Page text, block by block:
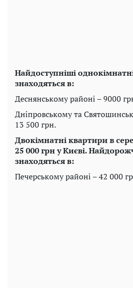
Найдоступніші
знаходяться в:
Деснянському районі – 9000
Дніпровському та
13 500 грн.
Двокімнатні квартири в
25 000 грн у Києві.
знаходяться в:
Печерському районі – 42 000